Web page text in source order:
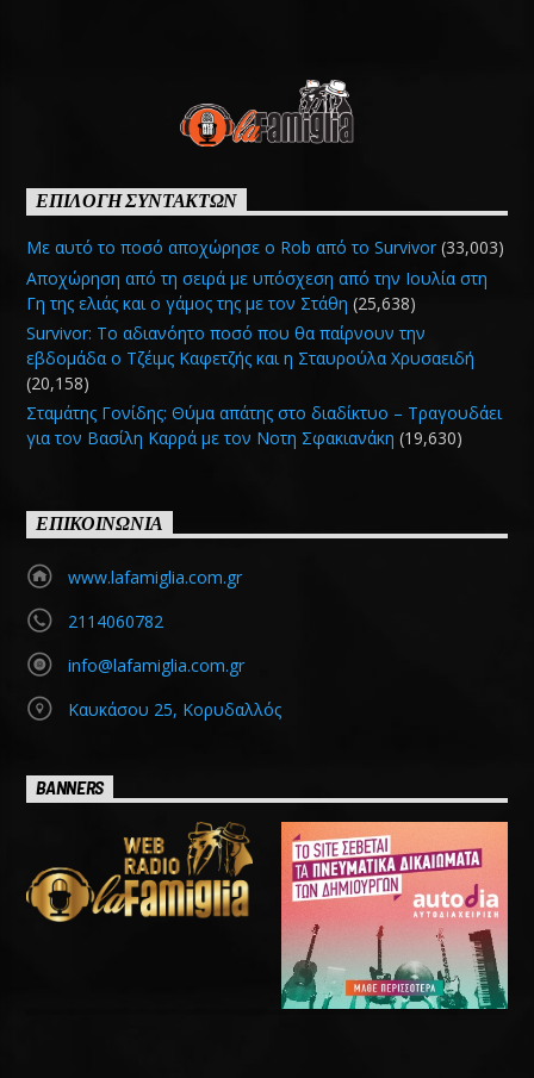
ΕΠΙΛΟΓΗ ΣΥΝΤΑΚΤΩΝ
Με αυτό το ποσό αποχώρησε ο Rob από το Survivor (33,003)
Αποχώρηση από τη σειρά με υπόσχεση από την Ιουλία στη
Γη της ελιάς και ο γάμος της με τον Στάθη (25,638)
Survivor: Το αδιανόητο ποσό που θα παίρνουν την
εβδομάδα ο Τζέιμς Καφετζής και η Σταυρούλα Χρυσαειδή
(20,158)
Σταμάτης Γονίδης: Θύμα απάτης στο διαδίκτυο – Τραγουδάει
για τον Βασίλη Καρρά με τον Νοτη Σφακιανάκη (19,630)
ΕΠΙΚΟΙΝΩΝΙΑ
www.lafamiglia.com.gr
2114060782
info@lafamiglia.com.gr
Καυκάσου 25, Κορυδαλλός
BANNERS